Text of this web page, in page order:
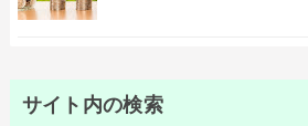
サイト内の検索